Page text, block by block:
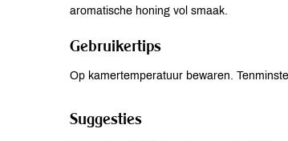
aromatische honing vol smaak.
Gebruikertips
Op kamertemperatuur bewaren.
Suggesties